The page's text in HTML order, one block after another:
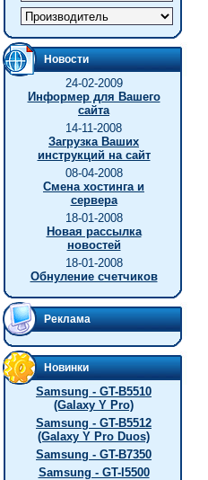
Новости
24-02-2009
Информер для Вашего
сайта
14-11-2008
Загрузка Ваших
инструкций на сайт
08-04-2008
Смена хостинга и
сервера
18-01-2008
Новая рассылка
новостей
18-01-2008
Обнуление счетчиков
Реклама
Новинки
Samsung - GT-B5510
(Galaxy Y Pro)
Samsung - GT-B5512
(Galaxy Y Pro Duos)
Samsung - GT-B7350
Samsung - GT-I5500